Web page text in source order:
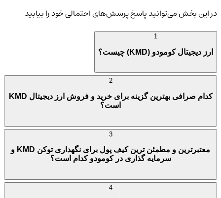
در این بخش می‌توانید پاسخ پرسش‌های احتمالی خود را بیابید
ارز دیجیتال کومودو (KMD) چیست؟
کدام صرافی بهترین گزینه برای خرید و فروش ارز دیجیتال KMD
است؟
معتبرترین و مطمئن ترین کیف پول برای نگهداری توکن KMD و
سرمایه گذاری در کومودو کدام است؟